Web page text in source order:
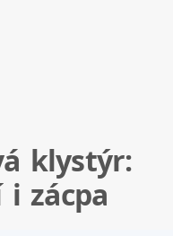
klystýr:
zácpa